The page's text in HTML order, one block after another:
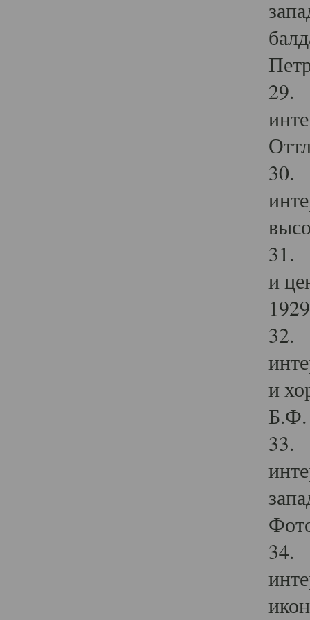
29.
30.
31.
и
32.
и
Б.Ф.
33.
34.